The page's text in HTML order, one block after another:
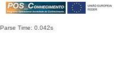
Parse Time: 0.042s